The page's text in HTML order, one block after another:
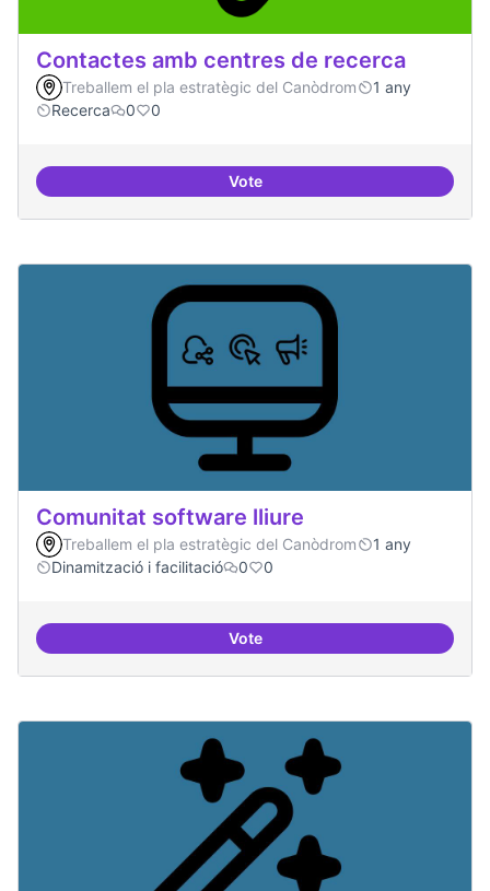
Contactes amb centres de recerca
Treballem el pla estratègic del Canòdrom
1 any
Recerca
0 0
VoteContactes amb centres de
Comunitat software lliure
Treballem el pla estratègic del Canòdrom
1 any
Dinamització i facilitació
0 0
VoteComunitat software lliure